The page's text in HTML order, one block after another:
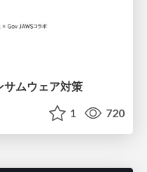
サムウェア対策
1 720